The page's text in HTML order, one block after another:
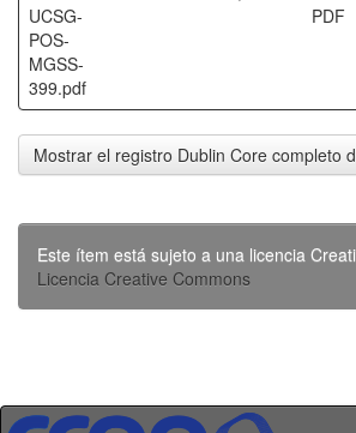
UCSG-
POS-
MGSS-
399.pdf
PDF
Mostrar el registro Dublin Core completo
Este ítem está sujeto a una licencia
Licencia Creative Commons